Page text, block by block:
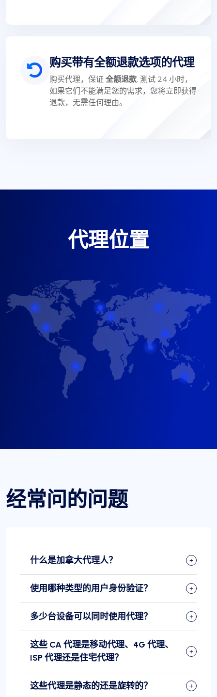
购买带有全额退款选项的代理
购买代理，保证 全额退款 . 测试 24 小时，
如果它们不能满足您的需求，您将立即获得
退款，无需任何理由。
代理位置
经常问的问题
什么是加拿大代理人？
使用哪种类型的用户身份验证？
多少台设备可以同时使用代理？
这些 CA 代理是移动代理、4G 代理、
ISP 代理还是住宅代理？
这些代理是静态的还是旋转的？